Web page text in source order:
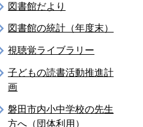
図書館だより
図書館の統計（年度末）
視聴覚ライブラリー
子どもの読書活動推進計
画
磐田市内小中学校の先生
方へ（団体利用）